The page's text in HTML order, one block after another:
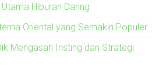
Hiburan Daring
Oriental yang Semakin Populer
Mengasah Insting dan Strategi